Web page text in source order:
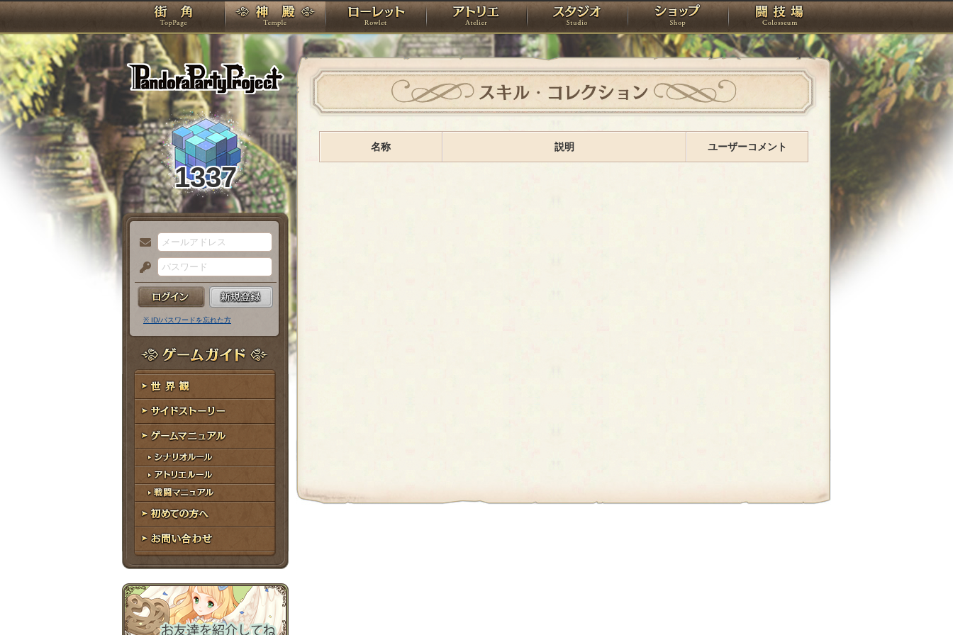
PandoraPartyProject
TOP 神殿 ローレット アトリエ スタジオ ショップ 闘技場
1337
メ
ー
ル
ア
ド
レ
ス
パ
ス
ー
ド
※ ID/パスワードを忘れた方
ゲームガイド
世界観
サイドストーリー
ゲームマニュアル
シナリオルール
アトリエルール
戦闘マニュアル
初めての方へ
お問い合わせ
スキル・コレクション
名称 説明 ユーザーコメント